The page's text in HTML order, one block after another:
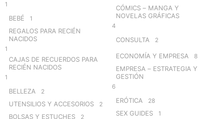
1
BEBÉ 1
REGALOS PARA RECIÉN
NACIDOS
1
CAJAS DE RECUERDOS PARA
RECIÉN NACIDOS
1
BELLEZA 2
UTENSILIOS Y ACCESORIOS 2
BOLSAS Y ESTUCHES 2
CÓMICS – MANGA Y
NOVELAS GRÁFICAS
4
CONSULTA 2
ECONOMÍA Y EMPRESA 8
EMPRESA – ESTRATEGIA Y
GESTIÓN
6
ERÓTICA 28
SEX GUIDES 1